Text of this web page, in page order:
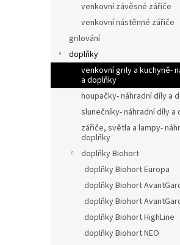
venkovní závěsné zářiče
venkovní nástěnné zářiče
grilování
doplňky
venkovní grily a kuchyně-
a doplňky
houpačky- náhradní díly a
slunečníky- náhradní díly a
zářiče, světla a lampy-
doplňky
doplňky Biohort
doplňky Biohort Europa
doplňky Biohort
doplňky Biohort
doplňky Biohort HighLine
doplňky Biohort NEO